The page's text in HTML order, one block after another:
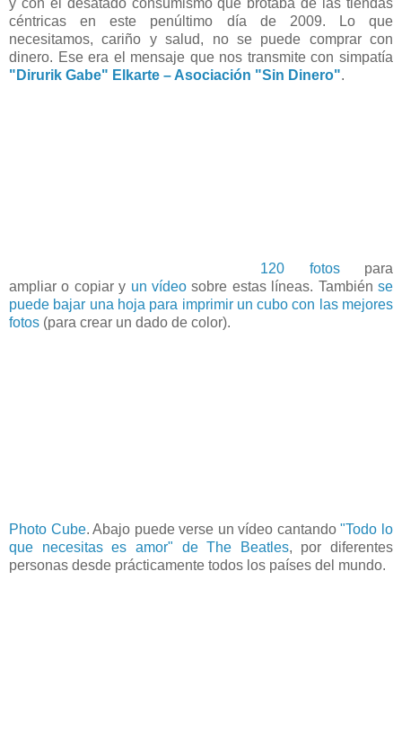
céntricas en este penúltimo día de 2009. Lo que
necesitamos, cariño y salud, no se puede comprar con
dinero. Ese era el mensaje que nos transmite con simpatía
"Dirurik Gabe" Elkarte – Asociación "Sin Dinero".
120 fotospara
ampliar o copiar y un vídeo sobre estas líneas. Tambiénse
puede bajar una hoja para imprimir un cubo con las mejores
fotos (para crear un dado de color).
Photo Cube. Abajo puede verse un vídeo cantando"Todo lo
que necesitas es amor" de The Beatles, por diferentes
personas desde prácticamente todos los países del mundo.